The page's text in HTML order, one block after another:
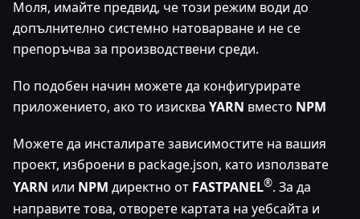
Моля, имайте предвид, че този режим води до
допълнително системно натоварване и не се
препоръчва за производствени среди.
По подобен начин можете да конфигурирате
приложението, ако то изисква YARN вместо NPM
Можете да инсталирате зависимостите на вашия
проект, изброени в package.json, като използвате
YARN или NPM директно от FASTPANEL®. За да
направите това, отворете картата на уебсайта и